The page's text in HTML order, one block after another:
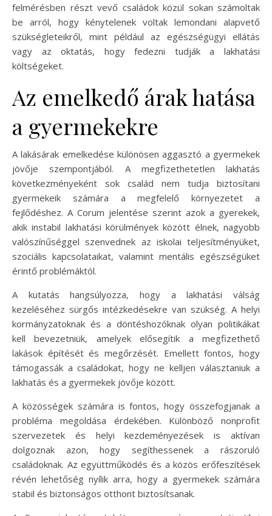
felmérésben részt vevő családok közül sokan számoltak
be arról, hogy kénytelenek voltak lemondani alapvető
szükségleteikről, mint például az egészségügyi ellátás
vagy az oktatás, hogy fedezni tudják a lakhatási
költségeket.
Az emelkedő árak hatása
a gyermekekre
A lakásárak emelkedése különösen aggasztó a gyermekek
jövője szempontjából. A megfizethetetlen lakhatás
következményeként sok család nem tudja biztosítani
gyermekeik számára a megfelelő környezetet a
fejlődéshez. A Corum jelentése szerint azok a gyerekek,
akik instabil lakhatási körülmények között élnek, nagyobb
valószínűséggel szenvednek az iskolai teljesítményüket,
szociális kapcsolataikat, valamint mentális egészségüket
érintő problémáktól.
A kutatás hangsúlyozza, hogy a lakhatási válság
kezeléséhez sürgős intézkedésekre van szükség. A helyi
kormányzatoknak és a döntéshozóknak olyan politikákat
kell bevezetniük, amelyek elősegítik a megfizethető
lakások építését és megőrzését. Emellett fontos, hogy
támogassák a családokat, hogy ne kelljen választaniuk a
lakhatás és a gyermekek jövője között.
A közösségek számára is fontos, hogy összefogjanak a
probléma megoldása érdekében. Különböző nonprofit
szervezetek és helyi kezdeményezések is aktívan
dolgoznak azon, hogy segíthessenek a rászoruló
családoknak. Az együttműködés és a közös erőfeszítések
révén lehetőség nyílik arra, hogy a gyermekek számára
stabil és biztonságos otthont biztosítsanak.